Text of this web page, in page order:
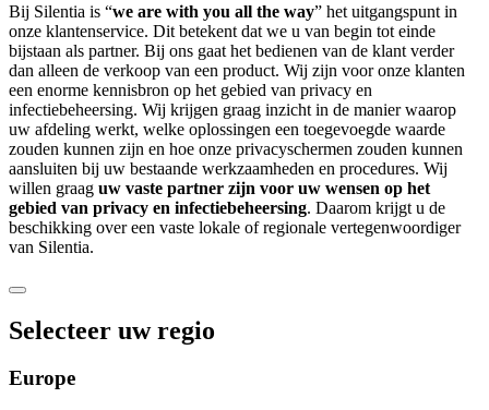
Bij Silentia is “we are with you all the way” het uitgangspunt in
onze klantenservice. Dit betekent dat we u van begin tot einde
bijstaan als partner. Bij ons gaat het bedienen van de klant verder
dan alleen de verkoop van een product. Wij zijn voor onze klanten
een enorme kennisbron op het gebied van privacy en
infectiebeheersing. Wij krijgen graag inzicht in de manier waarop
uw afdeling werkt, welke oplossingen een toegevoegde waarde
zouden kunnen zijn en hoe onze privacyschermen zouden kunnen
aansluiten bij uw bestaande werkzaamheden en procedures. Wij
willen graag uw vaste partner zijn voor uw wensen op het
gebied van privacy en infectiebeheersing. Daarom krijgt u de
beschikking over een vaste lokale of regionale vertegenwoordiger
van Silentia.
Selecteer uw regio
Europe